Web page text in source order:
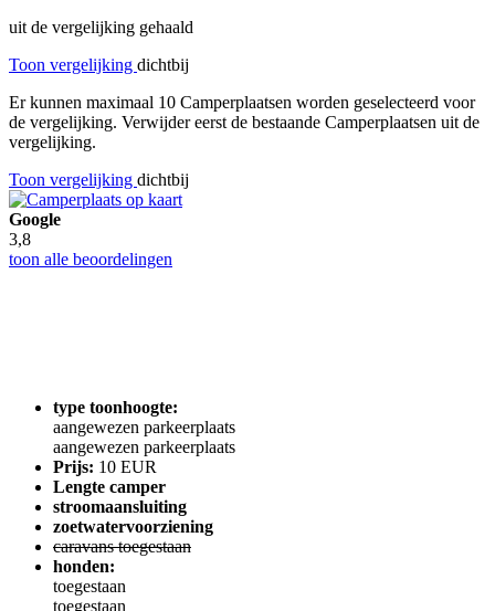
uit de vergelijking gehaald
Toon vergelijking dichtbij
Er kunnen maximaal 10 Camperplaatsen worden geselecteerd voor
de vergelijking. Verwijder eerst de bestaande Camperplaatsen uit de
vergelijking.
Toon vergelijking dichtbij
Google
3,8
toon alle beoordelingen
type toonhoogte:
aangewezen parkeerplaats
aangewezen parkeerplaats
Prijs: 10 EUR
Lengte camper
stroomaansluiting
zoetwatervoorziening
caravans toegestaan
honden:
toegestaan
toegestaan